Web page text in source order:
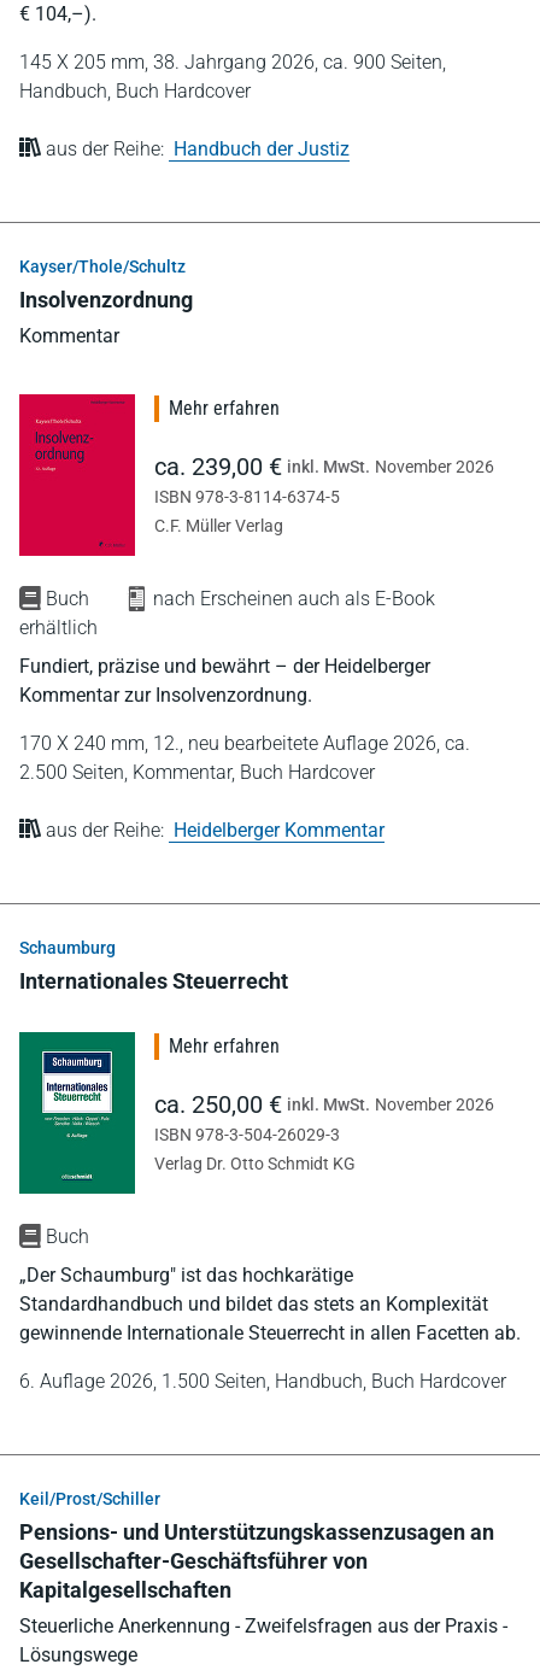
€ 104,–).
145 X 205 mm, 38. Jahrgang 2026, ca. 900 Seiten,
Handbuch, Buch Hardcover
aus der Reihe: Handbuch der Justiz
Kayser/Thole/Schultz
Insolvenzordnung
Kommentar
Buch
nach Erscheinen auch als E-Book
erhältlich
Fundiert, präzise und bewährt – der Heidelberger
Kommentar zur Insolvenzordnung.
170 X 240 mm, 12., neu bearbeitete Auflage 2026, ca.
2.500 Seiten, Kommentar, Buch Hardcover
aus der Reihe: Heidelberger Kommentar
Mehr erfahren
ca. 239,00 € inkl. MwSt. November 2026
ISBN 978-3-8114-6374-5
C.F. Müller Verlag
Schaumburg
Internationales Steuerrecht
Buch
„Der Schaumburg" ist das hochkarätige
Standardhandbuch und bildet das stets an Komplexität
gewinnende Internationale Steuerrecht in allen Facetten ab.
6. Auflage 2026, 1.500 Seiten, Handbuch, Buch Hardcover
Mehr erfahren
ca. 250,00 € inkl. MwSt. November 2026
ISBN 978-3-504-26029-3
Verlag Dr. Otto Schmidt KG
Keil/Prost/Schiller
Pensions- und Unterstützungskassenzusagen an
Gesellschafter-Geschäftsführer von
Kapitalgesellschaften
Steuerliche Anerkennung - Zweifelsfragen aus der Praxis -
Lösungswege